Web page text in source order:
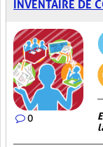
INVENTAIRE DE
0